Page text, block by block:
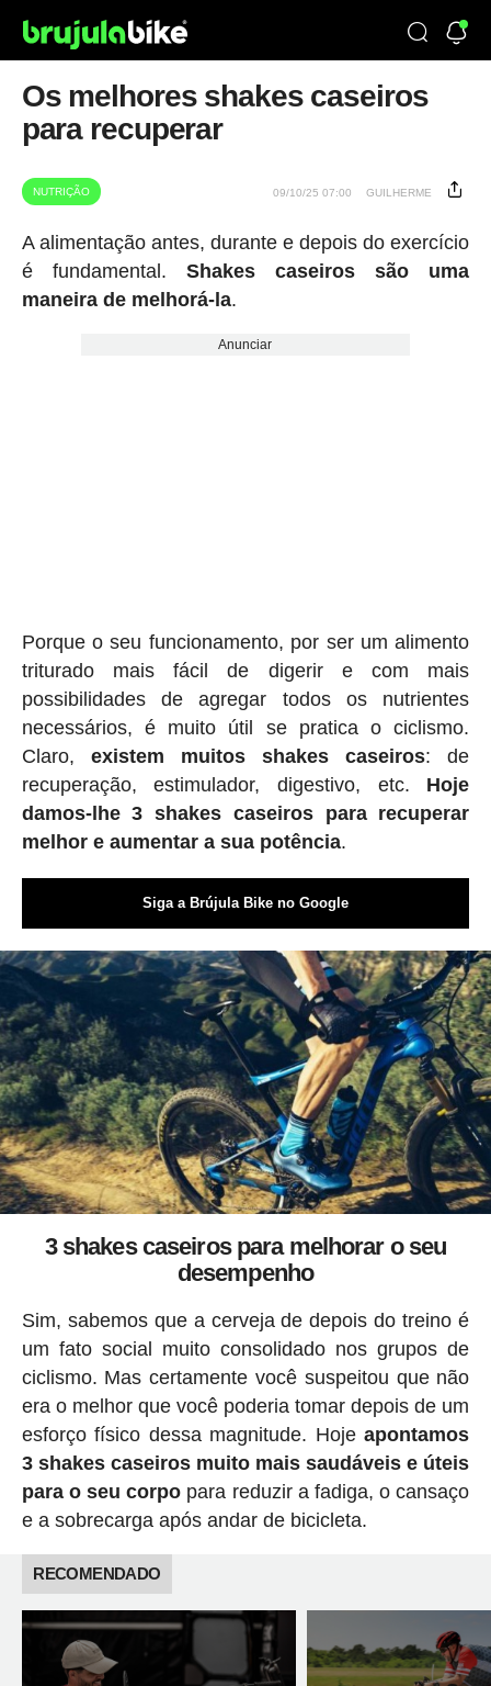
Os melhores shakes caseiros
para recuperar
NUTRIÇÃO 09/10/25 07:00 GUILHERME
A alimentação antes, durante e depois do exercício
é fundamental. Shakes caseiros são uma
maneira de melhorá-la.
Anunciar
Porque o seu funcionamento, por ser um alimento
triturado mais fácil de digerir e com mais
possibilidades de agregar todos os nutrientes
necessários, é muito útil se pratica o ciclismo.
Claro, existem muitos shakes caseiros: de
recuperação, estimulador, digestivo, etc. Hoje
damos-lhe 3 shakes caseiros para recuperar
melhor e aumentar a sua potência.
Siga a Brújula Bike no Google
3 shakes caseiros para melhorar o seu
desempenho
Sim, sabemos que a cerveja de depois do treino é
um fato social muito consolidado nos grupos de
ciclismo. Mas certamente você suspeitou que não
era o melhor que você poderia tomar depois de um
esforço físico dessa magnitude. Hojeapontamos
3 shakes caseiros muito mais saudáveis ​​e úteis
para o seu corpo para reduzir a fadiga, o cansaço
e a sobrecarga após andar de bicicleta.
RECOMENDADO